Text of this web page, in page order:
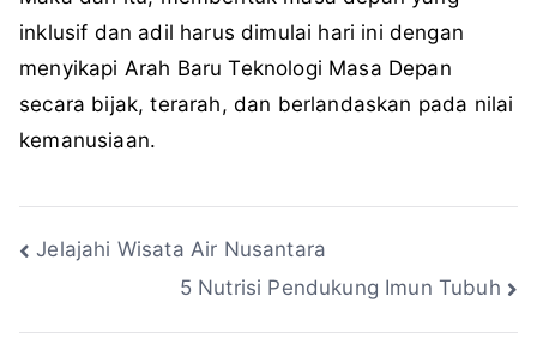
inklusif dan adil harus dimulai hari ini dengan
menyikapi Arah Baru Teknologi Masa Depan
secara bijak, terarah, dan berlandaskan pada nilai
kemanusiaan.
Navigasi
Jelajahi Wisata Air Nusantara
5 Nutrisi Pendukung Imun Tubuh